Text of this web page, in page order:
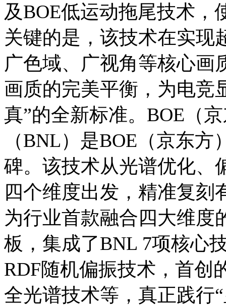
及BOE低运动拖尾技术，
关键的是，该技术在实现
广色域、广视角等核心画
画质的完美平衡，为电竞
真”的全新标准。BOE（
（BNL）是BOE（京东
碑。该技术从光谱优化、
四个维度出发，精准复刻
为行业首款融合四大维度
板，集成了BNL 7项核心
RDF随机偏振技术，首创
全光谱技术等，真正践行